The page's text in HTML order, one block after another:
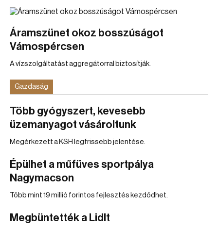
Áramszünet okoz bosszúságot
Vámospércsen
A vízszolgáltatást aggregátorral biztosítják.
Gazdaság
Több gyógyszert, kevesebb
üzemanyagot vásároltunk
Megérkezett a KSH legfrissebb jelentése.
Épülhet a műfüves sportpálya
Nagymacson
Több mint 19 millió forintos fejlesztés kezdődhet.
Megbüntették a Lidlt